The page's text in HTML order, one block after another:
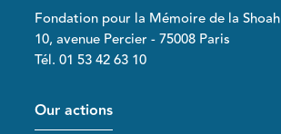
Fondation pour la Mémoire de la Shoah
10, avenue Percier - 75008 Paris
Tél. 01 53 42 63 10
Pied de page
Our actions